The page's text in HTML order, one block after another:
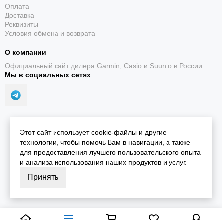
Оплата
Доставка
Реквизиты
Условия обмена и возврата
О компании
Официальный сайт дилера Garmin, Casio и Suunto в России
Мы в социальных сетях
2026 © iGarmin.Карта сайта
Этот сайт использует cookie-файлы и другие
технологии, чтобы помочь Вам в навигации, а также
для предоставления лучшего пользовательского опыта
и анализа использования наших продуктов и услуг.
Принять